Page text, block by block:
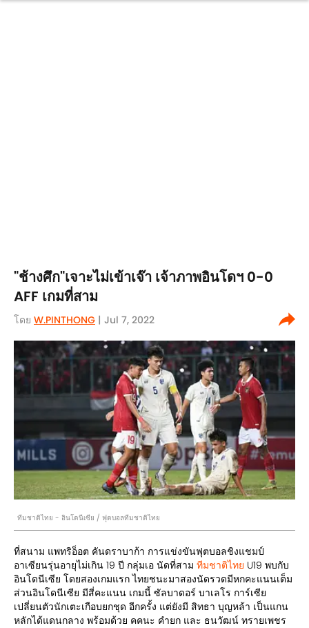
"ช้างศึก"เจาะไม่เข้าเจ๊า เจ้าภาพอินโดฯ 0-0
AFF เกมที่สาม
โดย W.PINTHONG | Jul 7, 2022
ทีมชาติไทย - อินโดนีเซีย / ฟุตบอลทีมชาติไทย
ที่สนาม แพทริอ็อต คันดราบาก้า การแข่งขันฟุตบอลชิงแชมป์
อาเซียนรุ่นอายุไม่เกิน 19 ปี กลุ่มเอ นัดที่สาม ทีมชาติไทย U19 พบกับ
อินโดนีเซีย โดยสองเกมแรก ไทยชนะมาสองนัดรวดมีหกคะแนนเต็ม
ส่วนอินโดนีเซีย มีสี่คะแนน เกมนี้ ซัลบาดอร์ บาเลโร การ์เซีย
เปลี่ยนตัวนักเตะเกือบยกชุด อีกครั้ง แต่ยังมี สิทธา บุญหล้า เป็นแกน
หลักได้แดนกลาง พร้อมด้วย คคนะ คำยก และ ธนวัฒน์ ทรายเพชร